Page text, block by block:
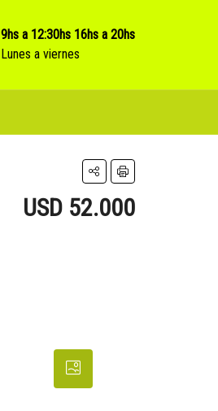
9hs a 12:30hs 16hs a 20hs
Lunes a viernes
USD 52.000